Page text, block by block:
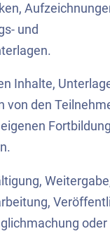
und
Inhalte,
von den
oder